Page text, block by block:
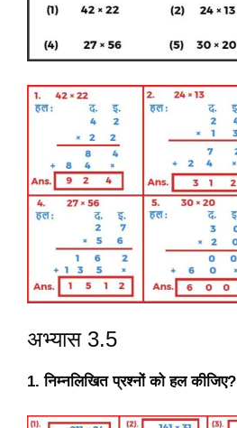
अभ्यास 3.5
1. निम्नलिखित प्रश्नों को हल कीजिए?